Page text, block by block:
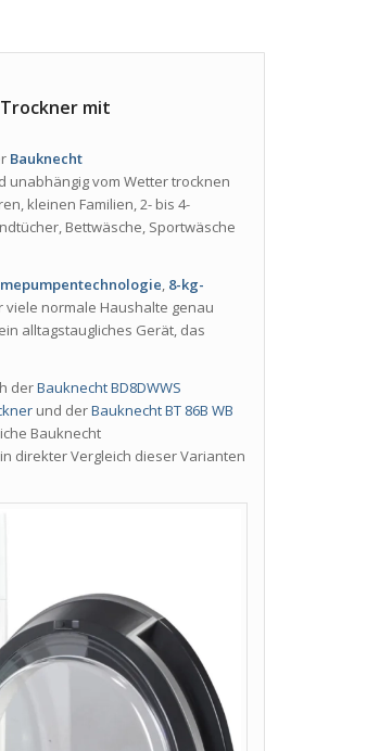
mit
Bauknecht
unabhängig vom Wetter trocknen
kleinen Familien, 2- bis 4-
Bettwäsche, Sportwäsche
, 8-kg-
normale Haushalte genau
alltagstaugliches Gerät, das
derBauknecht BD8DWWS
und derBauknecht BT 86B WB
Bauknecht
direkter Vergleich dieser Varianten